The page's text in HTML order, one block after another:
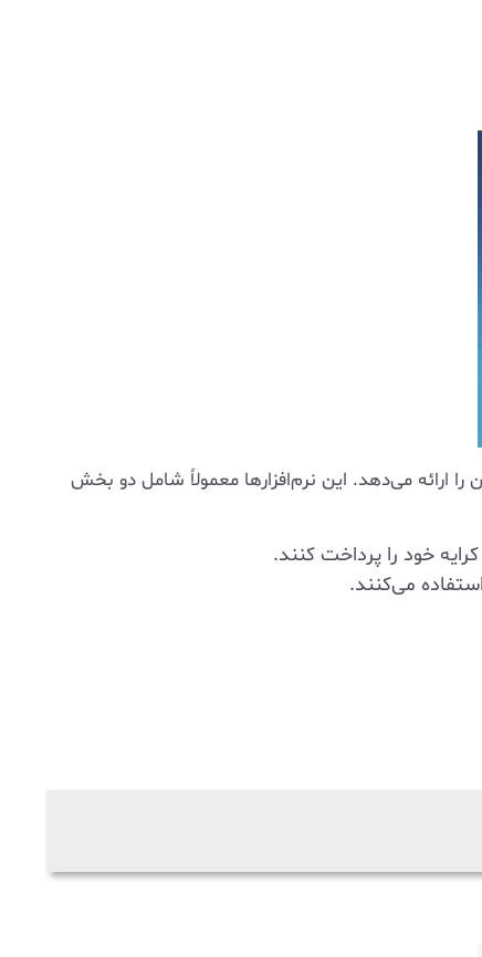
ارائه می‌دهد. این نرم‌افزارها معمولاً شامل دو بخش
خود را پرداخت کنند.
می‌کنند.